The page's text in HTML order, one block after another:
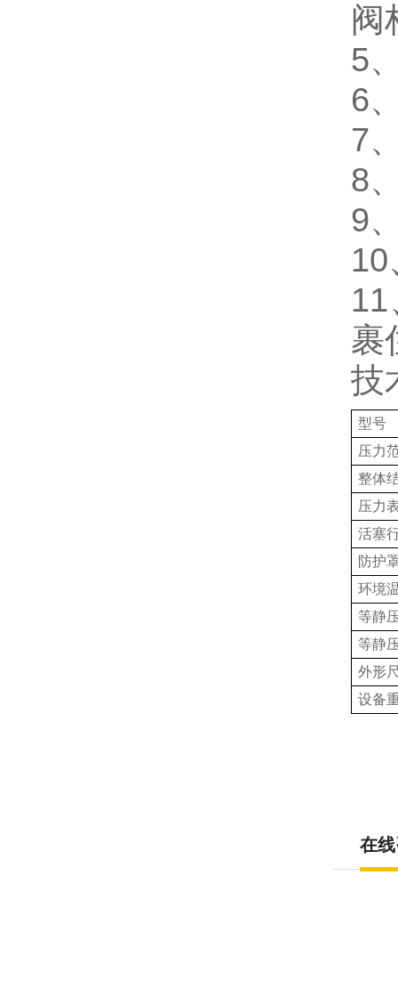
阀
5
6
7
8
9
裹
技
型号
压力
整体
压力
活塞
防护
环境
等静
等静
外形
设备
在